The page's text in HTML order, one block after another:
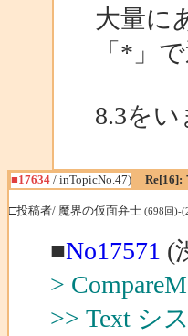
大量に
「*」
8.3を
■17634 / inTopicNo.47) Re[16]:
□投稿者/ 魔界の仮面弁士 (698回)-
■No17571 (
>
>> Text シ